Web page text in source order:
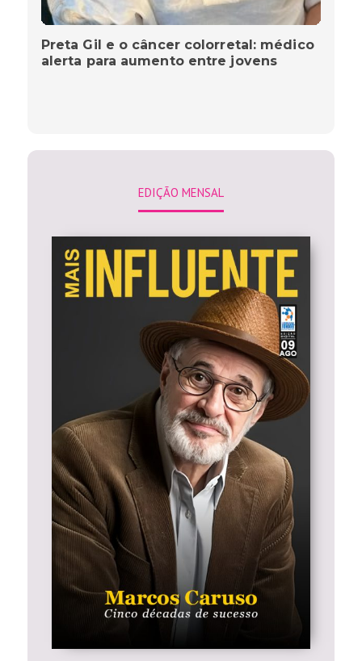
Preta Gil e o câncer colorretal: médico
alerta para aumento entre jovens
EDIÇÃO MENSAL